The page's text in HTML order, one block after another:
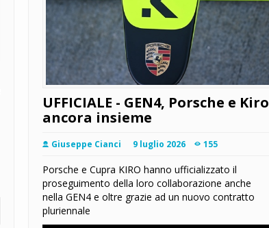
UFFICIALE - GEN4, Porsche e Kiro
ancora insieme
Giuseppe Cianci 9 luglio 2026 155
Porsche e Cupra KIRO hanno ufficializzato il
proseguimento della loro collaborazione anche
nella GEN4 e oltre grazie ad un nuovo contratto
pluriennale